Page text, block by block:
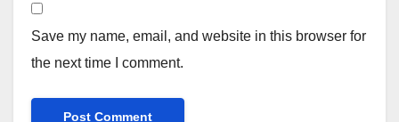
Save my name, email, and website in this browser for
the next time I comment.